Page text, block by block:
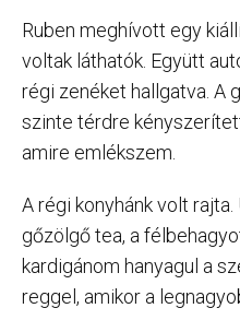
Ruben meghívott egy
voltak láthatók. Együtt
régi zenéket hallgatva. A
szinte térdre
amire emlékszem.
A régi konyhánk volt rajta.
gőzölgő tea, a
kardigánom hanyagul a
reggel, amikor a